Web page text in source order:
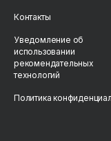
Контакты
Уведомление об
использовании
рекомендательных
технологий
Политика